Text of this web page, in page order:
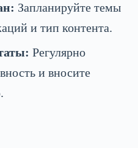
Запланируйте темы
и тип контента.
Регулярно
и вносите